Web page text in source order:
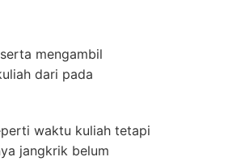
mengambil
dari pada
waktu kuliah tetapi
jangkrik belum